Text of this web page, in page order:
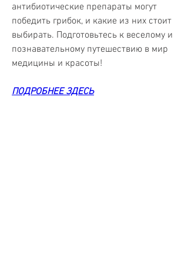
антибиотические препараты могут
победить грибок, и какие из них стоит
выбирать. Подготовьтесь к веселому и
познавательному путешествию в мир
медицины и красоты!
ПОДРОБНЕЕ ЗДЕСЬ